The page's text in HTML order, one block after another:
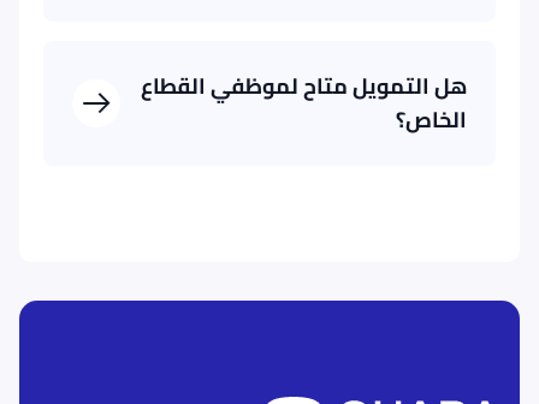
هل التمويل متاح لموظفي القطاع
الخاص؟